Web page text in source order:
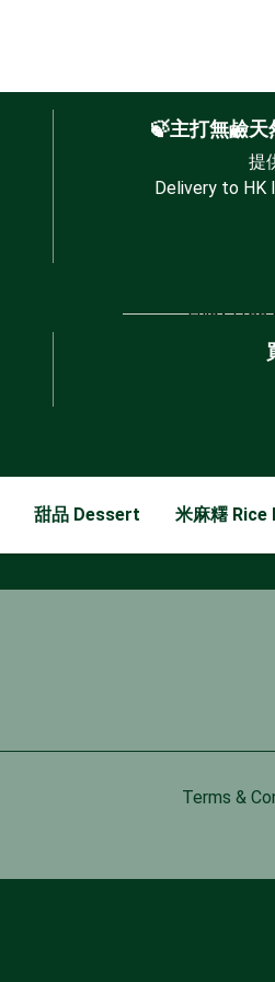
🍃主打無鹼
提
Delivery to HK
Enjoy
甜品 Dessert 米麻糬 Rice
Terms &